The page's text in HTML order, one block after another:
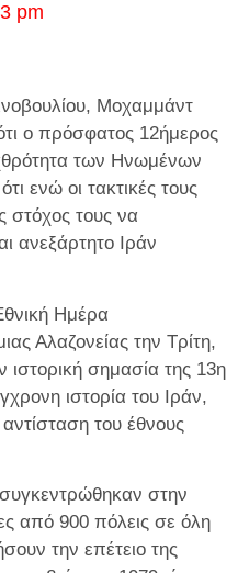
pm
Μοχαμμάντ
ο πρόσφατος 12ήμερος
των Ηνωμένων
ενώ οι τακτικές τους
στόχος τους να
ανεξάρτητο Ιράν
Ημέρα
Αλαζονείας την Τρίτη,
σημασία της 13η
ιστορία του Ιράν,
του έθνους
συγκεντρώθηκαν στην
από 900 πόλεις σε όλη
την επέτειο της